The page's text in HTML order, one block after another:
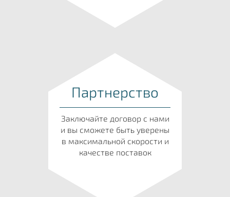
Партнерство
Заключайте договор с нами
и вы сможете быть уверены
в максимальной скорости и
качестве поставок